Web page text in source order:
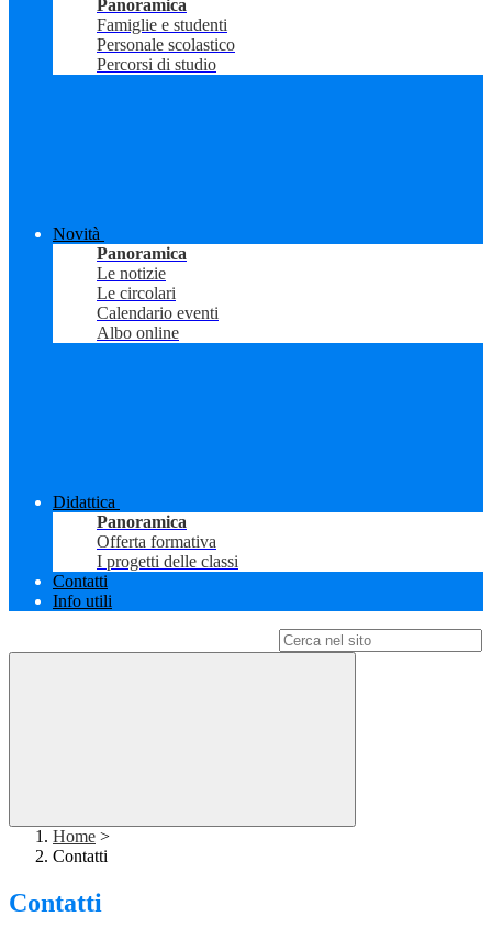
Panoramica
Famiglie e studenti
Personale scolastico
Percorsi di studio
Novità
Panoramica
Le notizie
Le circolari
Calendario eventi
Albo online
Didattica
Panoramica
Offerta formativa
I progetti delle classi
Contatti
Info utili
Home >
Contatti
Contatti